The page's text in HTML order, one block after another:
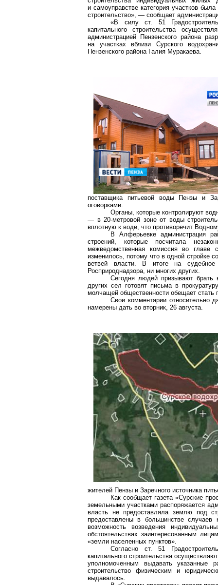
и самоуправстве категория участков
строительство», — сообщает
«В силу ст. 51
капитального строительства
администрацией Пензенского района
на участках вблизи Сурского
Пензенского района Галия Муракаева.
поставщика питьевой воды Пензы и
оговорками.
Органы, которые контролируют
— в 20-метровой зоне от воды
вплотную к воде, что противоречит
ВАлферьевке администрация
строений, которые посчитала
межведомственная комиссия во
изменилось, потому что в одной стройке
ветвей власти. В итоге на
Росприроднадзора, ни многих других.
Сегодня людей призывают
других сел готовят письма в
молчащей общественности обещает стать
Свои комментарии относительно
намерены дать во вторник, 26 августа.
жителей Пензы и Заречного источника
Как сообщает газета «Сурские
земельными участками распоряжается
власть не предоставляла землю под
предоставлены в большинстве случаев
возможность возведения
обстоятельствах заинтересованным
«земли населенных пунктов».
Согласно ст. 51
капитального строительства
уполномоченным выдавать
строительство физическим и
выдавалось.